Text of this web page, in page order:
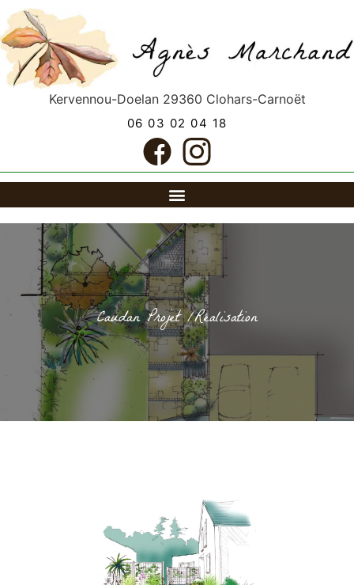
Kervennou-Doelan 29360 Clohars-Carnoët
06 03 02 04 18
Caudan Projet /Réalisation